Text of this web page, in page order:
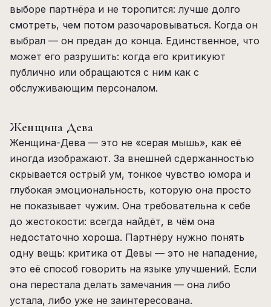
выборе партнёра и не торопится: лучше долго
смотреть, чем потом разочаровываться. Когда он
выбрал — он предан до конца. Единственное, что
может его разрушить: когда его критикуют
публично или обращаются с ним как с
обслуживающим персоналом.
Женщина Дева
Женщина-Дева — это не «серая мышь», как её
иногда изображают. За внешней сдержанностью
скрывается острый ум, тонкое чувство юмора и
глубокая эмоциональность, которую она просто
не показывает чужим. Она требовательна к себе
до жестокости: всегда найдёт, в чём она
недостаточно хороша. Партнёру нужно понять
одну вещь: критика от Девы — это не нападение,
это её способ говорить на языке улучшений. Если
она перестала делать замечания — она либо
устала, либо уже не заинтересована.